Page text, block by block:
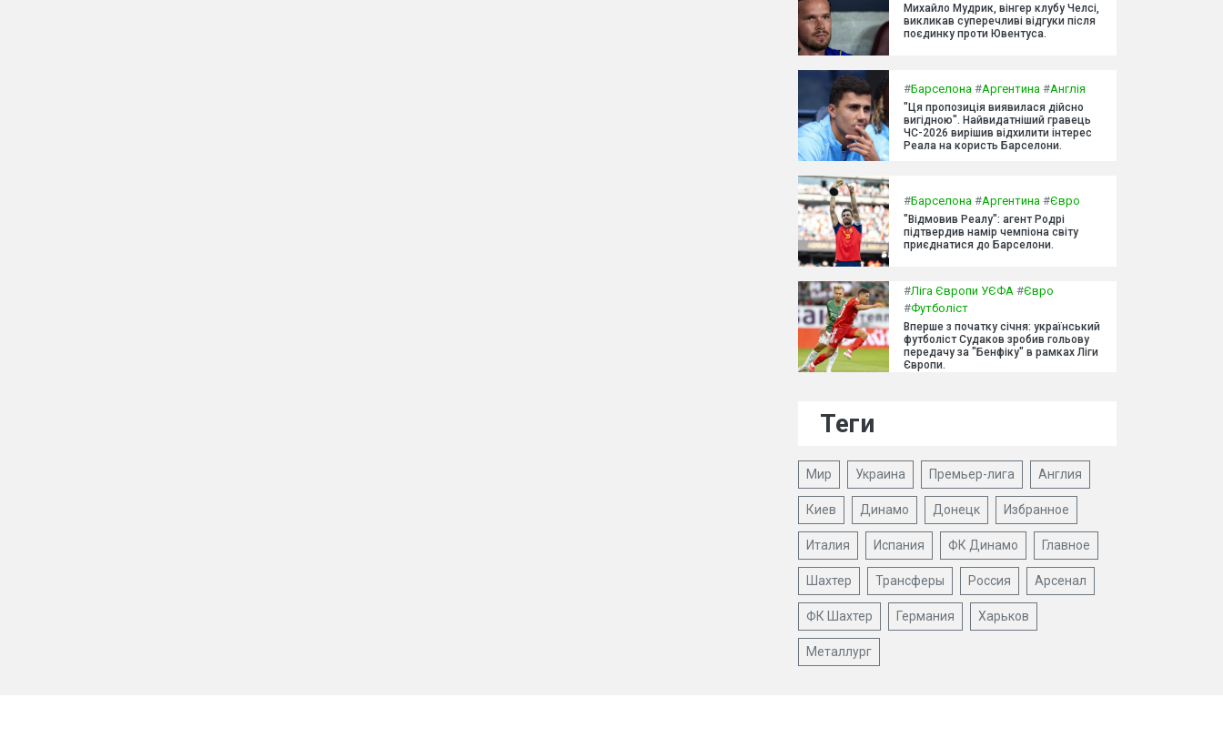
Михайло Мудрик, вінгер клубу Челсі,
викликав суперечливі відгуки після
поєдинку проти Ювентуса.
#Барселона #Аргентина #Англія
"Ця пропозиція виявилася дійсно
вигідною". Найвидатніший гравець
ЧС-2026 вирішив відхилити інтерес
Реала на користь Барселони.
#Барселона #Аргентина #Євро
"Відмовив Реалу": агент Родрі
підтвердив намір чемпіона світу
приєднатися до Барселони.
#Ліга Європи УЄФА #Євро
#Футболіст
Вперше з початку січня: український
футболіст Судаков зробив гольову
передачу за "Бенфіку" в рамках Ліги
Європи.
Теги
Мир Украина Премьер-лига Англия
Киев Динамо Донецк Избранное
Италия Испания ФК Динамо Главное
Шахтер Трансферы Россия Арсенал
ФК Шахтер Германия Харьков
Металлург